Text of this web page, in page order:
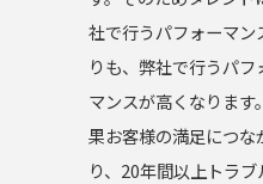
社で行うパフォーマン
りも、弊社で行うパフ
マンスが高くなります
果お客様の満足につな
り、20年間以上トラブ